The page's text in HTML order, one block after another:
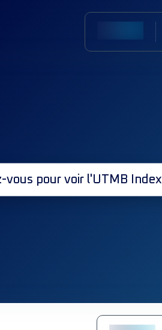
vous pour voir l'UTMB Index